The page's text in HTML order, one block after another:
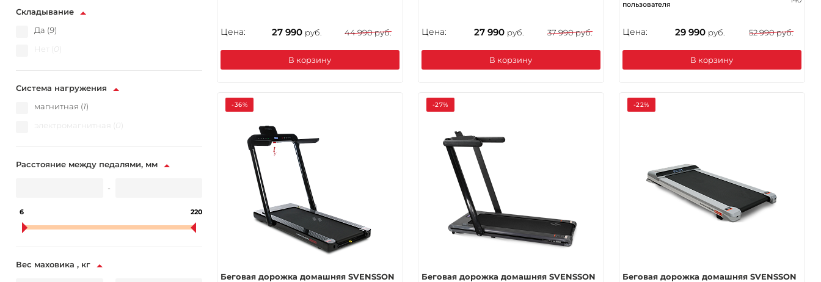
Складывание
Да (9)
Нет ( 0
Система нагружения
магнитная (1)
электромагнитная ( 0
Расстояние между педалями, мм
-
6 220
Вес маховика , кг
Цена: 27 990 руб. 44 990 руб.
В корзину
Цена: 27 990 руб. 37 990 руб.
В корзину
пользователя
Цена: 29 990 руб. 52 990 руб.
В корзину
-36%
Беговая дорожка домашняя SVENSSON
-27%
Беговая дорожка домашняя SVENSSON
-22%
Беговая дорожка домашняя SVENSSON